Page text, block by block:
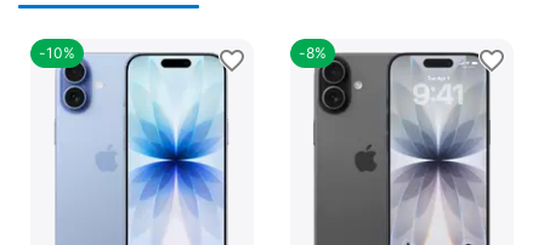
-10% -8%